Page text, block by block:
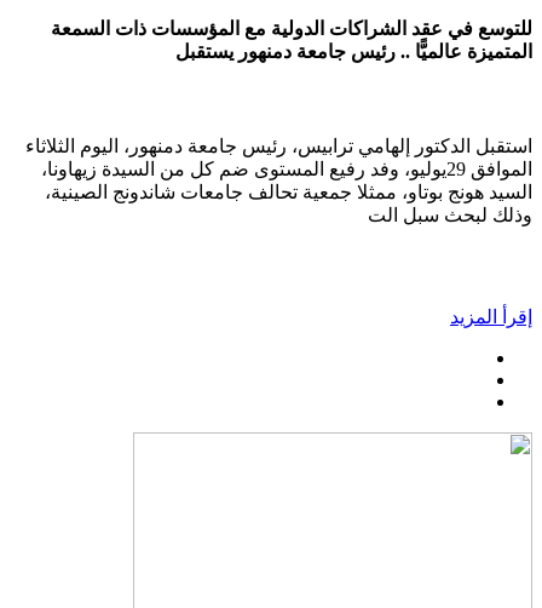
للتوسع في عقد الشراكات الدولية مع المؤسسات ذات السمعة
المتميزة عالميًّا .. رئيس جامعة دمنهور يستقبل
استقبل الدكتور إلهامي ترابيس، رئيس جامعة دمنهور، اليوم الثلاثاء
الموافق 29يوليو، وفد رفيع المستوى ضم كل من السيدة زيهاونا،
السيد هونج بوتاو، ممثلا جمعية تحالف جامعات شاندونج الصينية،
وذلك لبحث سبل الت
إقرأ المزيد